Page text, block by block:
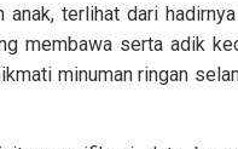
anak, terlihat dari
membawa serta adik
minuman ringan